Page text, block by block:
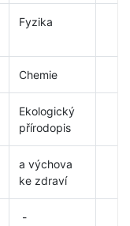
Fyzika
Chemie
Ekologický
přírodopis
a výchova
ke zdraví
-